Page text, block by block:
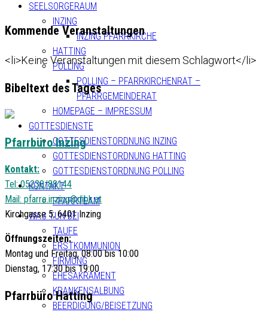
SEELSORGERAUM
INZING
INZING PFARRKIRCHE
HATTING
POLLING
POLLING – PFARRKIRCHENRAT –
PFARRGEMEINDERAT
HOMEPAGE – IMPRESSUM
GOTTESDIENSTE
GOTTESDIENSTORDNUNG INZING
GOTTESDIENSTORDNUNG HATTING
GOTTESDIENSTORDNUNG POLLING
KONTAKT
PFARRTEAM
WAS TUN BEI
TAUFE
ERSTKOMMUNION
FIRMUNG
EHESAKRAMENT
KRANKENSALBUNG
BEERDIGUNG/BEISETZUNG
Kommende Veranstaltungen
<li>Keine Veranstaltungen mit diesem Schlagwort</li>
Bibeltext des Tages
Pfarrbüro Inzing
Kontakt:
Tel: 05238/88144
Mail: pfarre.inzing@dibk.at
Kirchgasse 5, 6401 Inzing
Öffnungszeiten:
Montag und Freitag, 08:00 bis 10:00
Dienstag, 17:30 bis 19:00
Pfarrbüro Hatting